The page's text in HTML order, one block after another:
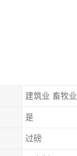
建筑业 畜牧业
是
过磅